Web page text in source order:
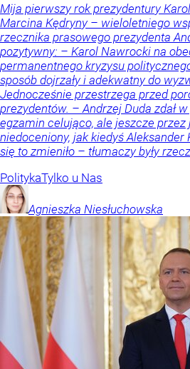
Mija pierwszy rok prezydentury
Marcina Kędryny – wieloletniego
rzecznika prasowego prezydenta
pozytywny: – Karol Nawrocki na
permanentnego kryzysu
sposób dojrzały i adekwatny do
Jednocześnie przestrzega przed
prezydentów. – Andrzej Duda zdał
egzamin celująco, ale jeszcze przez
niedoceniony, jak kiedyś Aleksander
się to zmieniło – tłumaczy były
PolitykaTylko u Nas
Agnieszka Niesłuchowska